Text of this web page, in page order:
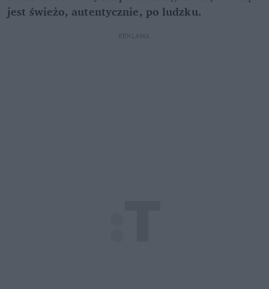
jest świeżo, autentycznie, po ludzku.
REKLAMA